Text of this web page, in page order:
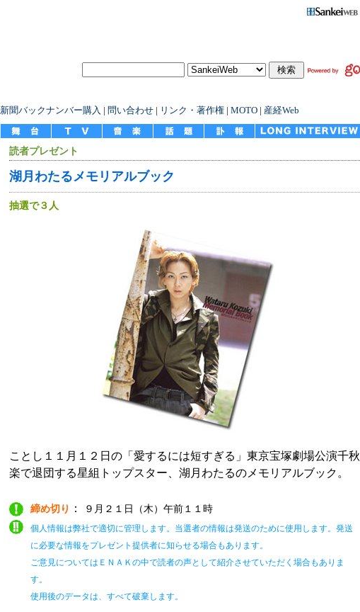
新聞バックナンバー購入 | 問い合わせ | リンク・著作権 | MOTO | 産経Web
読者プレゼント
湖月わたるメモリアルブック
抽選で３人
ことし１１月１２日の「愛するには短すぎる」東京宝塚劇場公演千秋
楽で退団する星組トップスター、湖月わたるのメモリアルブック。
締め切り ： ９月２１日（木）午前１１時
個人情報は弊社で適切に管理します。当選者の情報は発送のために使用します。発送
に必要な情報をプレゼント提供者に知らせる場合もあります。
ご意見についてはＥＮＡＫの中で読者の声として紹介させていただく場合もありま
す。
使用後のデータは、すべて破棄します。